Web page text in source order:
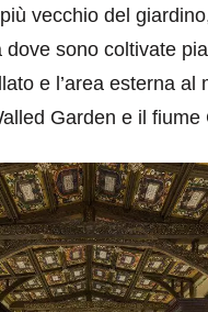
vecchio del
dove sono coltivate
e l’area esterna al
Garden e il fiume